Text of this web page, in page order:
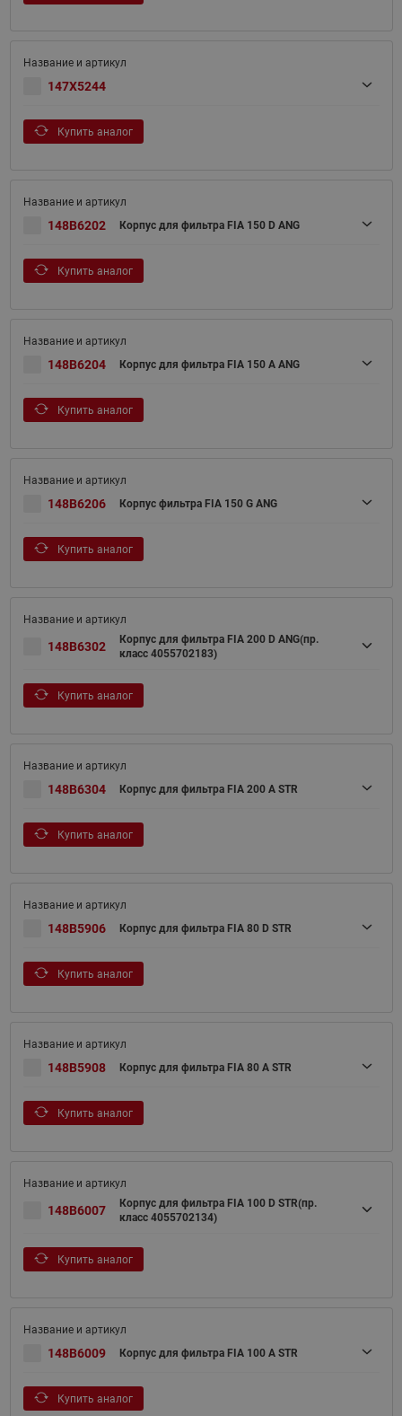
147X5244
Купить аналог
148B6202 Корпус для фильтра FIA 150 D ANG
Купить аналог
148B6204 Корпус для фильтра FIA 150 A ANG
Купить аналог
148B6206 Корпус фильтра FIA 150 G ANG
Купить аналог
148B6302
Корпус для фильтра FIA 200 D ANG(пр.
класс 4055702183)
Купить аналог
148B6304 Корпус для фильтра FIA 200 A STR
Купить аналог
148B5906 Корпус для фильтра FIA 80 D STR
Купить аналог
148B5908 Корпус для фильтра FIA 80 A STR
Купить аналог
148B6007
Корпус для фильтра FIA 100 D STR(пр.
класс 4055702134)
Купить аналог
148B6009 Корпус для фильтра FIA 100 A STR
Купить аналог